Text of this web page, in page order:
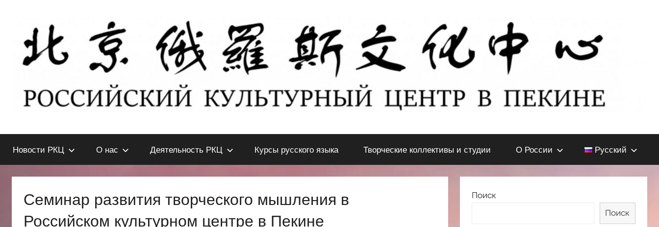
содержимому
北
京
罗
КУЛЬТУРНЫЙ
ЦЕНТР
ПЕКИНЕ
Новости РКЦ О нас Деятельность РКЦ Курсы русского языка Творческие коллективы и студии О России Русский
Семинар развития творческого мышления в
Российском культурном центре в Пекине
Поиск
Поиск